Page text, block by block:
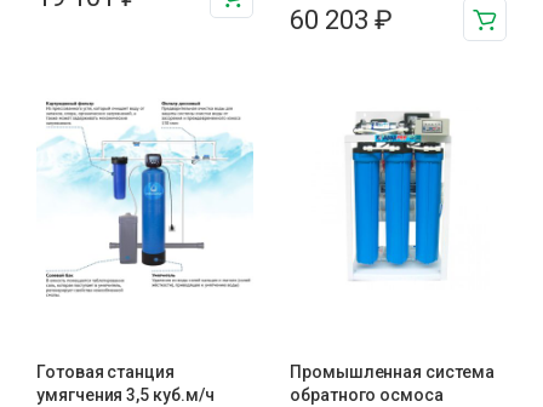
60 203 ₽
Готовая станция
умягчения 3,5 куб.м/ч
Промышленная система
обратного осмоса